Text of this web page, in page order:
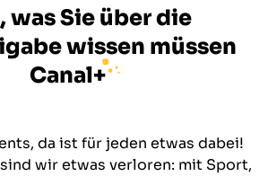
was Sie über die
wissen müssen
Canal+
da ist für jeden etwas dabei!
wir etwas verloren: mit Sport,